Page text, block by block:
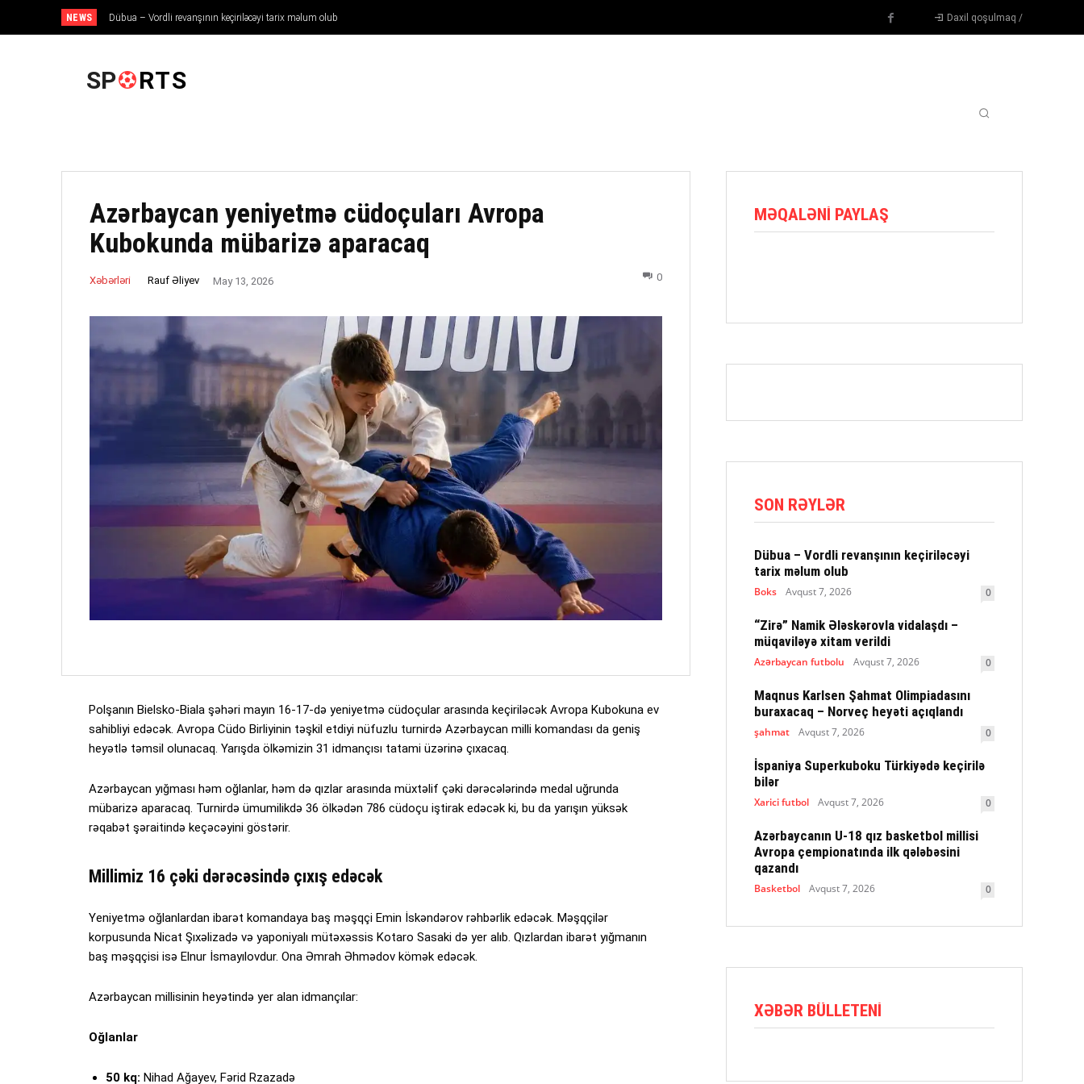
NEWS Dübua – Vordli revanşının keçiriləcəyi tarix məlum olub Daxil qoşulmaq /
SP RTS
Azərbaycan yeniyetmə cüdoçuları Avropa
Kubokunda mübarizə aparacaq
Xəbərləri Rauf Əliyev May 13, 2026 0
Polşanın Bielsko-Biala şəhəri mayın 16-17-də yeniyetmə cüdoçular arasında keçiriləcək Avropa Kubokuna ev
sahibliyi edəcək. Avropa Cüdo Birliyinin təşkil etdiyi nüfuzlu turnirdə Azərbaycan milli komandası da geniş
heyətlə təmsil olunacaq. Yarışda ölkəmizin 31 idmançısı tatami üzərinə çıxacaq.
Azərbaycan yığması həm oğlanlar, həm də qızlar arasında müxtəlif çəki dərəcələrində medal uğrunda
mübarizə aparacaq. Turnirdə ümumilikdə 36 ölkədən 786 cüdoçu iştirak edəcək ki, bu da yarışın yüksək
rəqabət şəraitində keçəcəyini göstərir.
Millimiz 16 çəki dərəcəsində çıxış edəcək
Yeniyetmə oğlanlardan ibarət komandaya baş məşqçi Emin İskəndərov rəhbərlik edəcək. Məşqçilər
korpusunda Nicat Şıxəlizadə və yaponiyalı mütəxəssis Kotaro Sasaki də yer alıb. Qızlardan ibarət yığmanın
baş məşqçisi isə Elnur İsmayılovdur. Ona Əmrah Əhmədov kömək edəcək.
Azərbaycan millisinin heyətində yer alan idmançılar:
Oğlanlar
50 kq: Nihad Ağayev, Fərid Rzazadə
MƏQALƏNI PAYLAŞ
SON RƏYLƏR
Dübua – Vordli revanşının keçiriləcəyi
tarix məlum olub
Boks Avqust 7, 2026 0
“Zirə” Namik Ələskərovla vidalaşdı –
müqaviləyə xitam verildi
Azərbaycan futbolu Avqust 7, 2026 0
Maqnus Karlsen Şahmat Olimpiadasını
buraxacaq – Norveç heyəti açıqlandı
şahmat Avqust 7, 2026 0
İspaniya Superkuboku Türkiyədə keçirilə
bilər
Xarici futbol Avqust 7, 2026 0
Azərbaycanın U-18 qız basketbol millisi
Avropa çempionatında ilk qələbəsini
qazandı
Basketbol Avqust 7, 2026 0
XƏBƏR BÜLLETENI